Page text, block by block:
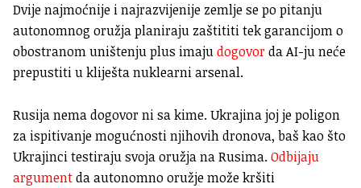
Dvije najmoćnije i najrazvijenije zemlje se po pitanju
autonomnog oružja planiraju zaštititi tek garancijom o
obostranom uništenju plus imajudogovorda AI-ju neće
prepustiti u kliješta nuklearni arsenal.
Rusija nema dogovor ni sa kime. Ukrajina joj je poligon
za ispitivanje mogućnosti njihovih dronova, baš kao što
Ukrajinci testiraju svoja oružja na Rusima.Odbijaju
argumentda autonomno oružje može kršiti